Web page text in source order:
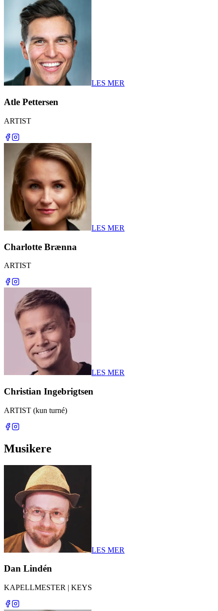
LES MER
Atle Pettersen
ARTIST
LES MER
Charlotte Brænna
ARTIST
LES MER
Christian Ingebrigtsen
ARTIST (kun turné)
Musikere
LES MER
Dan Lindén
KAPELLMESTER | KEYS